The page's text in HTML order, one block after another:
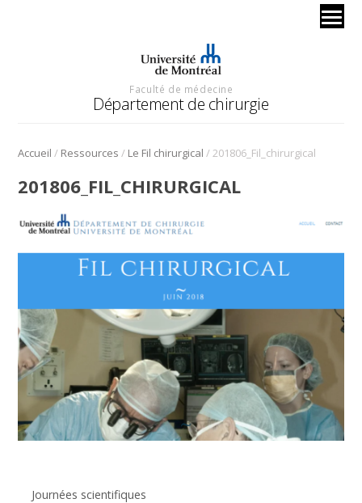
Faculté de médecine
Département de chirurgie
Accueil / Ressources / Le Fil chirurgical /201806_Fil_chirurgical
Journées scientifiques
201806_FIL_CHIRURGICAL